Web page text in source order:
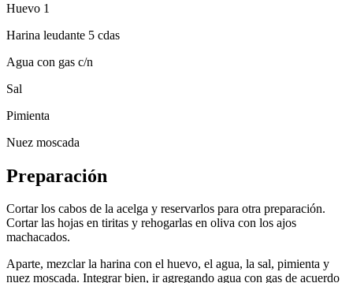
Huevo 1
Harina leudante 5 cdas
Agua con gas c/n
Sal
Pimienta
Nuez moscada
Preparación
Cortar los cabos de la acelga y reservarlos para otra preparación.
Cortar las hojas en tiritas y rehogarlas en oliva con los ajos
machacados.
Aparte, mezclar la harina con el huevo, el agua, la sal, pimienta y
nuez moscada. Integrar bien, ir agregando agua con gas de acuerdo